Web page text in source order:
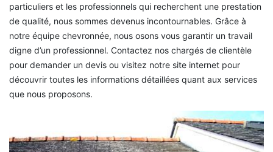
particuliers et les professionnels qui recherchent une prestation
de qualité, nous sommes devenus incontournables. Grâce à
notre équipe chevronnée, nous osons vous garantir un travail
digne d’un professionnel. Contactez nos chargés de clientèle
pour demander un devis ou visitez notre site internet pour
découvrir toutes les informations détaillées quant aux services
que nous proposons.